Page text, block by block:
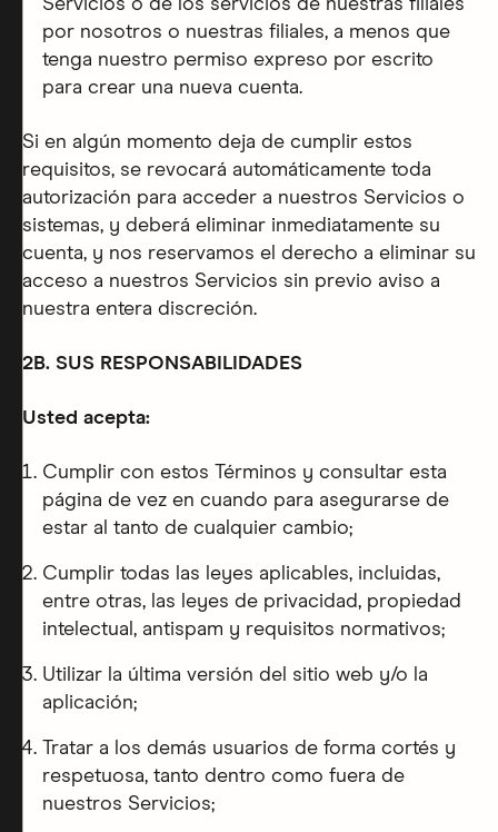
Servicios o de los servicios de nuestras filiales
por nosotros o nuestras filiales, a menos que
tenga nuestro permiso expreso por escrito
para crear una nueva cuenta.
Si en algún momento deja de cumplir estos
requisitos, se revocará automáticamente toda
autorización para acceder a nuestros Servicios o
sistemas, y deberá eliminar inmediatamente su
cuenta, y nos reservamos el derecho a eliminar su
acceso a nuestros Servicios sin previo aviso a
nuestra entera discreción.
2B. SUS RESPONSABILIDADES
Usted acepta:
Cumplir con estos Términos y consultar esta
página de vez en cuando para asegurarse de
estar al tanto de cualquier cambio;
Cumplir todas las leyes aplicables, incluidas,
entre otras, las leyes de privacidad, propiedad
intelectual, antispam y requisitos normativos;
Utilizar la última versión del sitio web y/o la
aplicación;
Tratar a los demás usuarios de forma cortés y
respetuosa, tanto dentro como fuera de
nuestros Servicios;